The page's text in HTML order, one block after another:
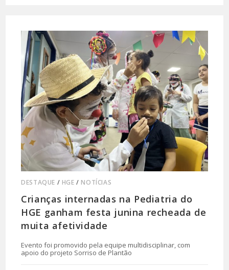
DESTAQUE / HGE /NOTÍCIAS
Crianças internadas na Pediatria do
HGE ganham festa junina recheada de
muita afetividade
Evento foi promovido pela equipe multidisciplinar, com
apoio do projeto Sorriso de Plantão